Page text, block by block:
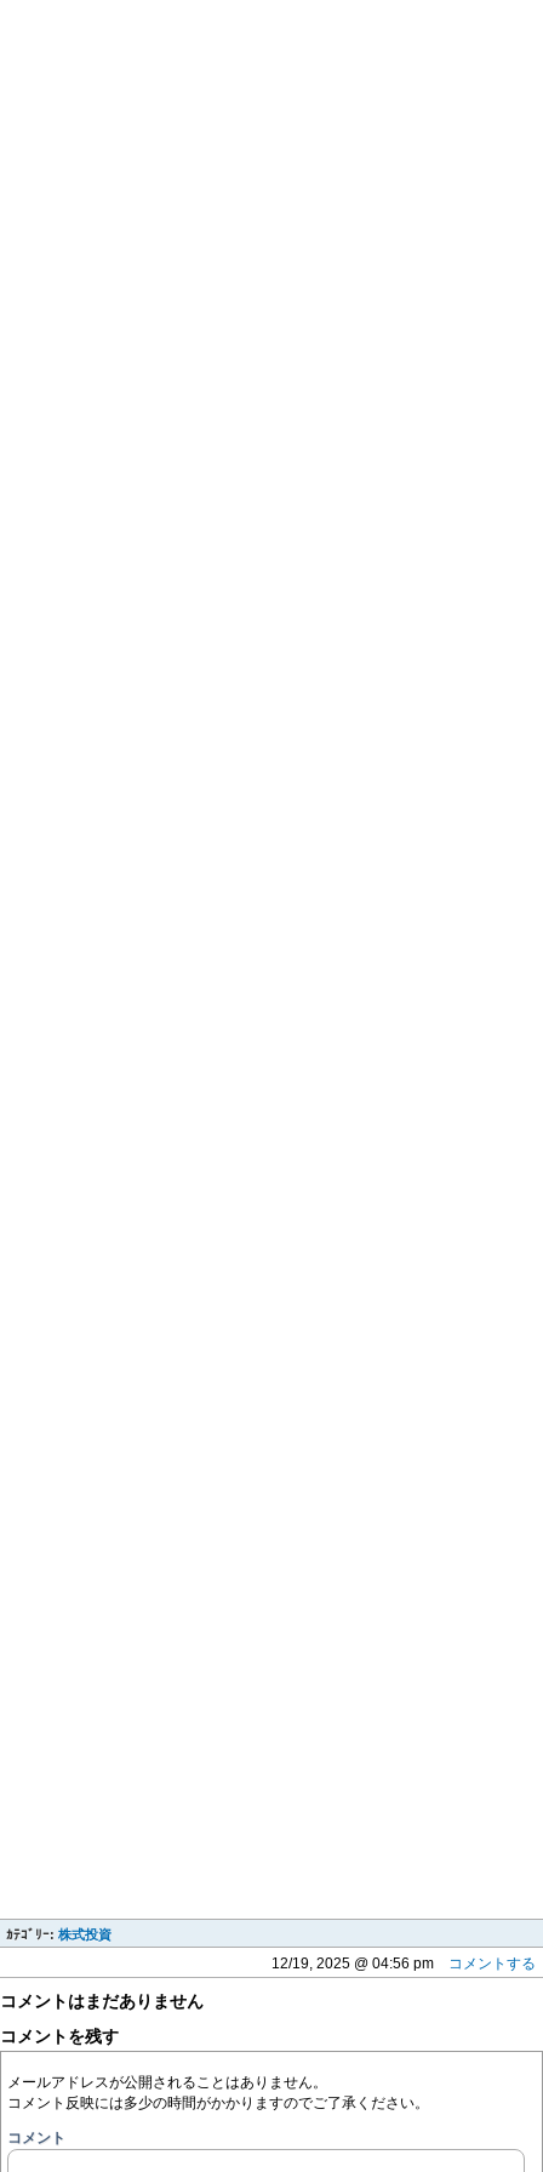
ｶﾃｺﾞﾘｰ: 株式投資
12/19, 2025 @ 04:56 pm コメントする
コメントはまだありません
コメントを残す
メールアドレスが公開されることはありません。
コメント反映には多少の時間がかかりますのでご了承ください。
コメント